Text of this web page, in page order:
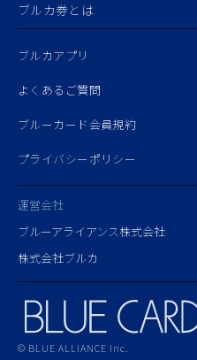
ブルカ券とは
ブルカアプリ
よくあるご質問
ブルーカード会員規約
プライバシーポリシー
運営会社
ブルーアライアンス株式会社
株式会社ブルカ
© BLUE ALLIANCE Inc.